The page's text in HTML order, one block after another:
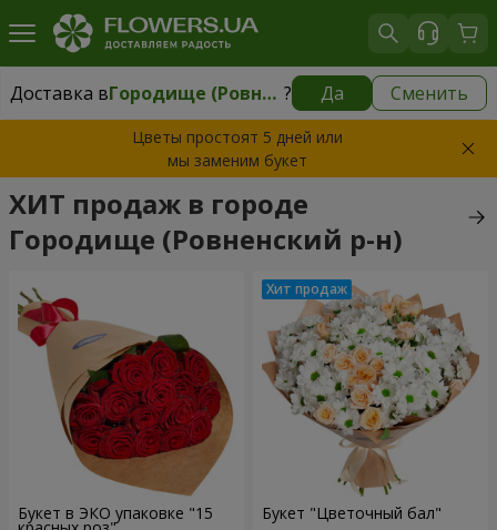
Доставка в Городище (Ровненский р-н) ? Да Сменить
Доставка вГородище (Ровненский р-н) бесплатно
Цветы простоят 5 дней или
мы заменим букет
ХИТ продаж в городе
Городище (Ровненский р-н)
Букет в ЭКО упаковке "15 Букет "Цветочный бал"